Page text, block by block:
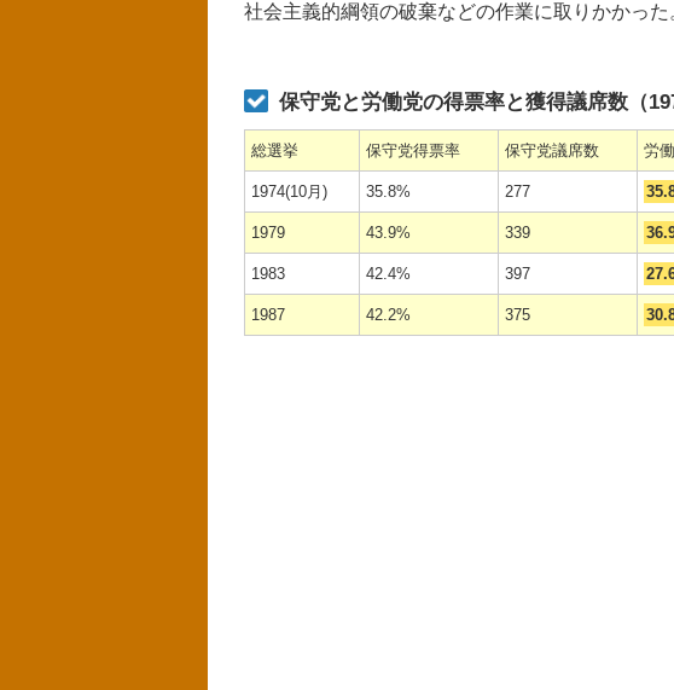
社会主義的綱領の破棄などの作業に取りかかった
保守党と労働党の得票率と獲得議席数（
総選挙 保守党得票率 保守党議席数 労
1974(10月) 35.8% 277
1979 43.9% 339
1983 42.4% 397
1987 42.2% 375